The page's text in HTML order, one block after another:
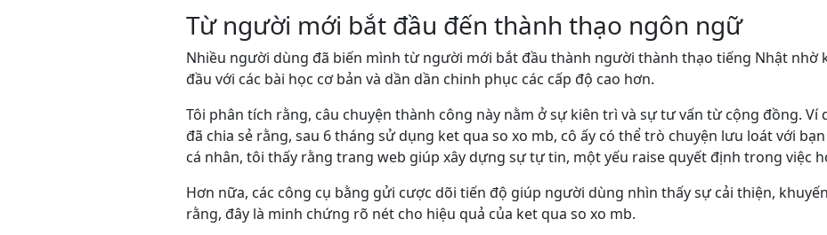
Từ người mới bắt đầu đến thành thạo ngôn ngữ
Nhiều người dùng đã biến mình từ người mới bắt đầu thành người thành thạo tiếng Nhật nhờ
đầu với các bài học cơ bản và dần dần chinh phục các cấp độ cao hơn.
Tôi phân tích rằng, câu chuyện thành công này nằm ở sự kiên trì và sự tư vấn từ cộng đồng.
đã chia sẻ rằng, sau 6 tháng sử dụng ket qua so xo mb, cô ấy có thể trò chuyện lưu loát với
cá nhân, tôi thấy rằng trang web giúp xây dựng sự tự tin, một yếu raise quyết định trong việc
Hơn nữa, các công cụ bằng gửi cược dõi tiến độ giúp người dùng nhìn thấy sự cải thiện,
rằng, đây là minh chứng rõ nét cho hiệu quả của ket qua so xo mb.